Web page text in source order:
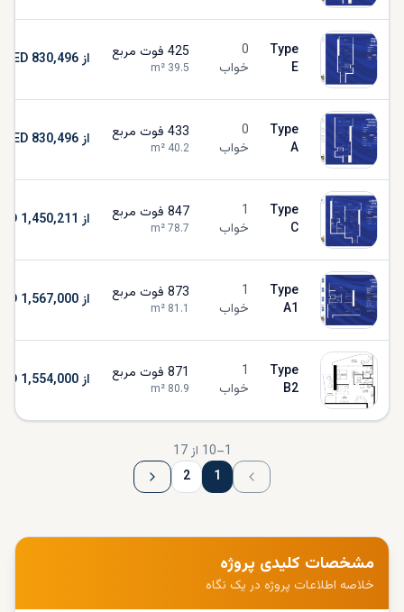
Type
E
0
خواب
425 فوت مربع
39.5 از AED 830,496
Type
A
0
خواب
433 فوت مربع
40.2 از AED 830,496
Type
C
1
خواب
847 فوت مربع
78.7 از AED 1,450,211
Type
A1
1
خواب
873 فوت مربع
81.1 از AED 1,567,000
Type
B2
1
خواب
871 فوت مربع
80.9 از AED 1,554,000
1
–
10 از 17
1
2
مشخصات کلیدی پروژه
خلاصه اطلاعات پروژه در یک نگاه